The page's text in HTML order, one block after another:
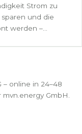
Strom zu
sparen und die
werden –...
– online in 24–48
GmbH.